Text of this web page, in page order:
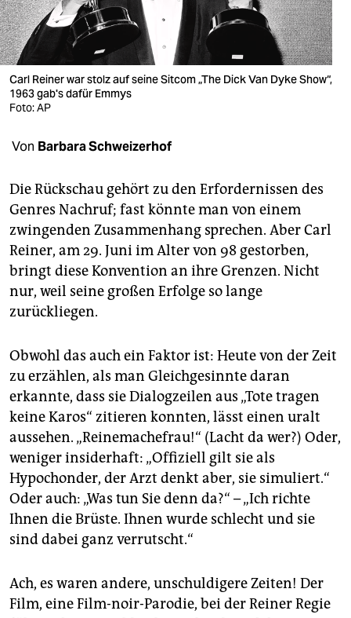
verlag
verlag
veranstaltungen
shop
fragen & hilfe
abo
genossenschaft
epaper login
Carl Reiner war stolz auf seine Sitcom „The Dick Van Dyke Show“,
1963 gab's dafür Emmys
Foto: AP
Von Barbara Schweizerhof
Die Rückschau gehört zu den Erfordernissen des
Genres Nachruf; fast könnte man von einem
zwingenden Zusammenhang sprechen. Aber Carl
Reiner, am 29. Juni im Alter von 98 gestorben,
bringt diese Konvention an ihre Grenzen. Nicht
nur, weil seine großen Erfolge so lange
zurückliegen.
Obwohl das auch ein Faktor ist: Heute von der Zeit
zu erzählen, als man Gleichgesinnte daran
erkannte, dass sie Dialogzeilen aus „Tote tragen
keine Karos“ zitieren konnten, lässt einen uralt
aussehen. „Reinemachefrau!“ (Lacht da wer?) Oder,
weniger insider­haft: „Offiziell gilt sie als
Hypochonder, der Arzt denkt aber, sie simuliert.“
Oder auch: „Was tun Sie denn da?“ – „Ich richte
Ihnen die Brüste. Ihnen wurde schlecht und sie
sind dabei ganz verrutscht.“
Ach, es waren andere, unschuldigere Zeiten! Der
Film, eine Film-noir-Parodie, bei der Reiner Regie